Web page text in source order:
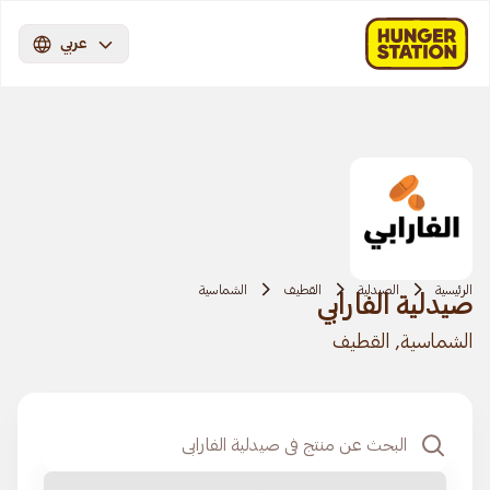
عربي
الرئيسية الصيدلية القطيف الشماسية
صيدلية الفارابي
الشماسية, القطيف